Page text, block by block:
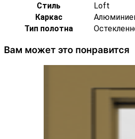
Стиль
Loft
Каркас
Тип полотна
Вам может это понравится